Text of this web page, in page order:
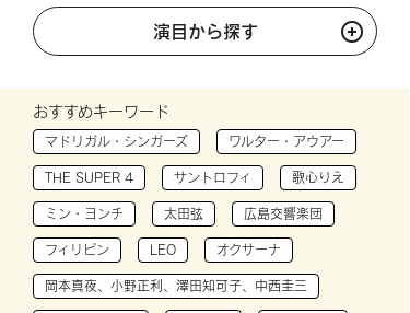
演目から探す
おすすめキーワード
マドリガル・シンガーズ ワルター・アウアー
THE SUPER 4 サントロフィ 歌心りえ
ミン・ヨンチ 太田弦 広島交響楽団
フィリピン LEO オクサーナ
岡本真夜、小野正利、澤田知可子、中西圭三